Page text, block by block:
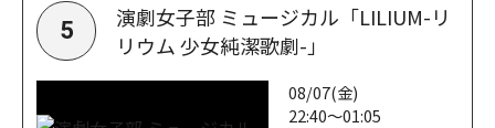
5
演劇女子部 ミュージカル「LILIUM-リ
リウム 少女純潔歌劇-」
08/07(金)
22:40～01:05